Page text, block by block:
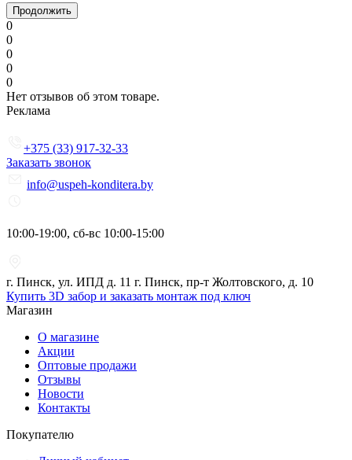
Продолжить
0
0
0
0
0
Нет отзывов об этом товаре.
Реклама
+375 (33) 917-32-33
Заказать звонок
info@uspeh-konditera.by
10:00-19:00, сб-вс 10:00-15:00
г. Пинск, ул. ИПД д. 11 г. Пинск, пр-т Жолтовского, д. 10
Купить 3D забор и заказать монтаж под ключ
Магазин
О магазине
Акции
Оптовые продажи
Отзывы
Новости
Контакты
Покупателю